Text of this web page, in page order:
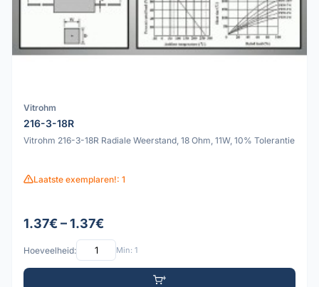
Vitrohm
216-3-18R
Vitrohm 216-3-18R Radiale Weerstand, 18 Ohm, 11W, 10% Tolerantie
Laatste exemplaren!: 1
1.37€ – 1.37€
Hoeveelheid: Min: 1